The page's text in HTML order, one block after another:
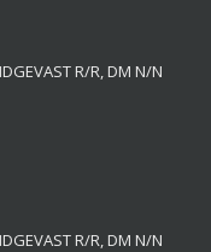
R/R, DM N/N
R/R, DM N/N